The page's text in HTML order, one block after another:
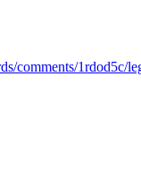
comments/1rdod5c/